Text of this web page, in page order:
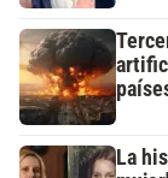
La